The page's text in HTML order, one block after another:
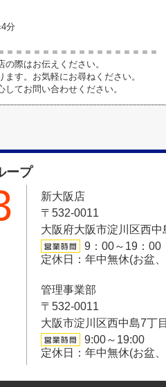
分
＝＝＝＝＝＝＝＝＝＝＝＝＝＝＝＝＝
際はお伝えください。
す。お気軽にお尋ねください。
てお問い合わせください。
ープ
新大阪店
〒532-0011
大阪府大阪市淀川区西
9：00～19：00
定休日：年中無休(お盆
管理事業部
〒532-0011
大阪市淀川区西中島7丁
9:00～19:00
定休日：年中無休(お盆